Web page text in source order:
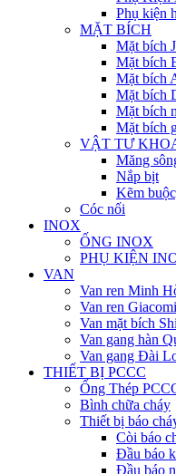
Phụ kiện
MẶT BÍCH
Mặt bích
Mặt bích
Mặt bích
Mặt bích
Mặt bích
Mặt bích
VẬT TƯ
Măng
Nắp bịt
Kẽm
Cóc nối
INOX
ỐNG INOX
PHỤ KIỆN
VAN
Van ren Minh
Van ren
Van mặt bích
Van gang hàn
Van gang Đài
THIẾT BỊ PCCC
Ống Thép
Bình chữa cháy
Thiết bị báo
Còi báo
Đầu báo
Đầu báo